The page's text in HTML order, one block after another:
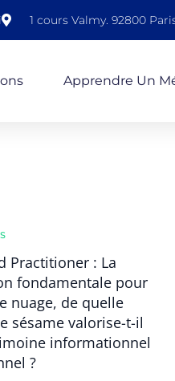
1 cours Valmy. 92800
Apprendre Un
Practitioner : La
fondamentale pour
nuage, de quelle
sésame valorise-t-il
informationnel
?